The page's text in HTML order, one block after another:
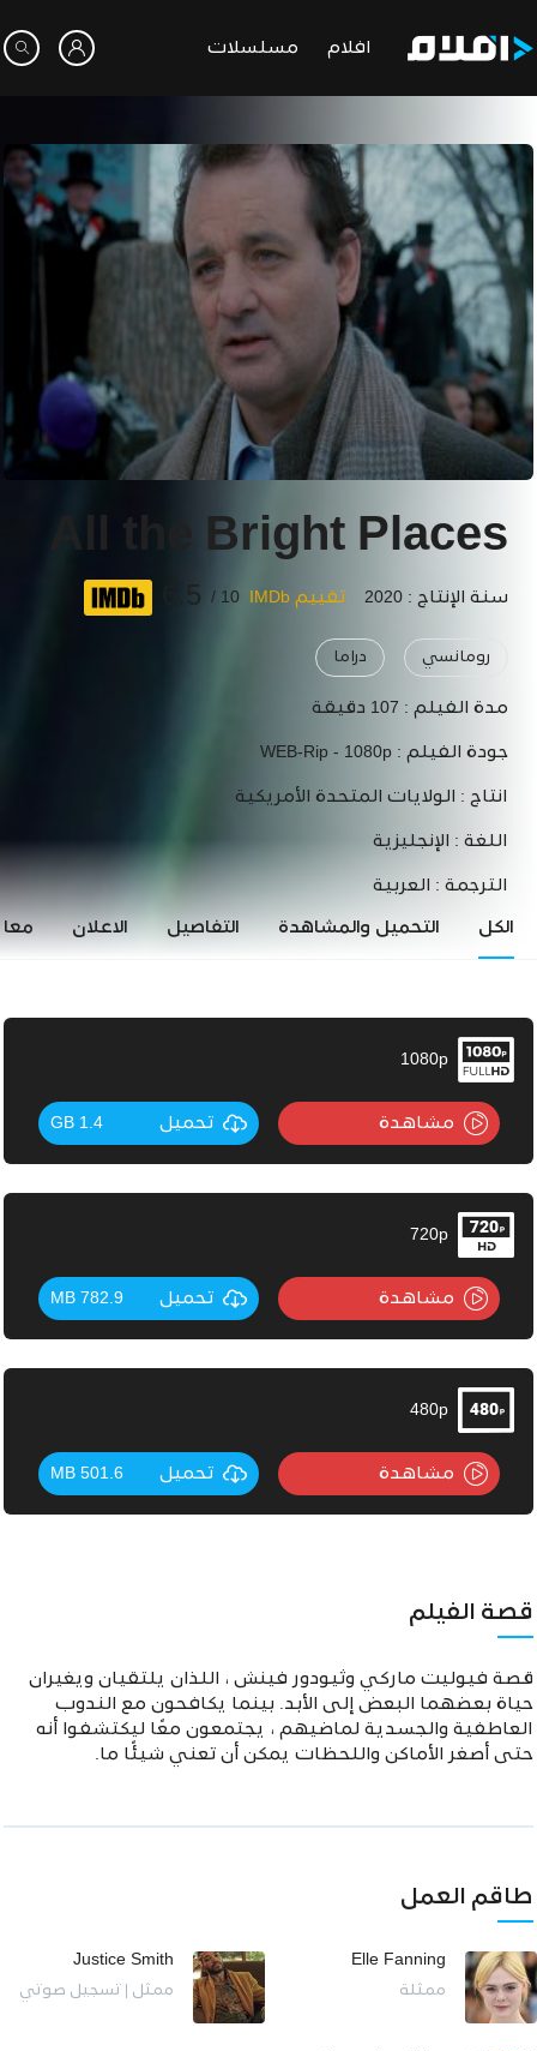
افلام مسلسلات
All the Bright Places
سنة الإنتاج : 2020 تقييم IMDb 10 /
6.5
رومانسي دراما
مدة الفيلم : 107 دقيقة
جودة الفيلم : WEB-Rip - 1080p
انتاج : الولايات المتحدة الأمريكية
اللغة : الإنجليزية
الترجمة : العربية
الكل التحميل والمشاهدة التفاصيل الاعلان
1080p
مشاهدة تحميل 1.4 GB
720p
مشاهدة تحميل 782.9 MB
480p
مشاهدة تحميل 501.6 MB
قصة الفيلم
قصة فيوليت ماركي وثيودور فينش ، اللذان يلتقيان ويغيران
حياة بعضهما البعض إلى الأبد. بينما يكافحون مع الندوب
العاطفية والجسدية لماضيهم ، يجتمعون معًا ليكتشفوا أنه
حتى أصغر الأماكن واللحظات يمكن أن تعني شيئًا ما.
طاقم العمل
Elle Fanning
ممثلة
Justice Smith
ممثل | تسجيل صوتي